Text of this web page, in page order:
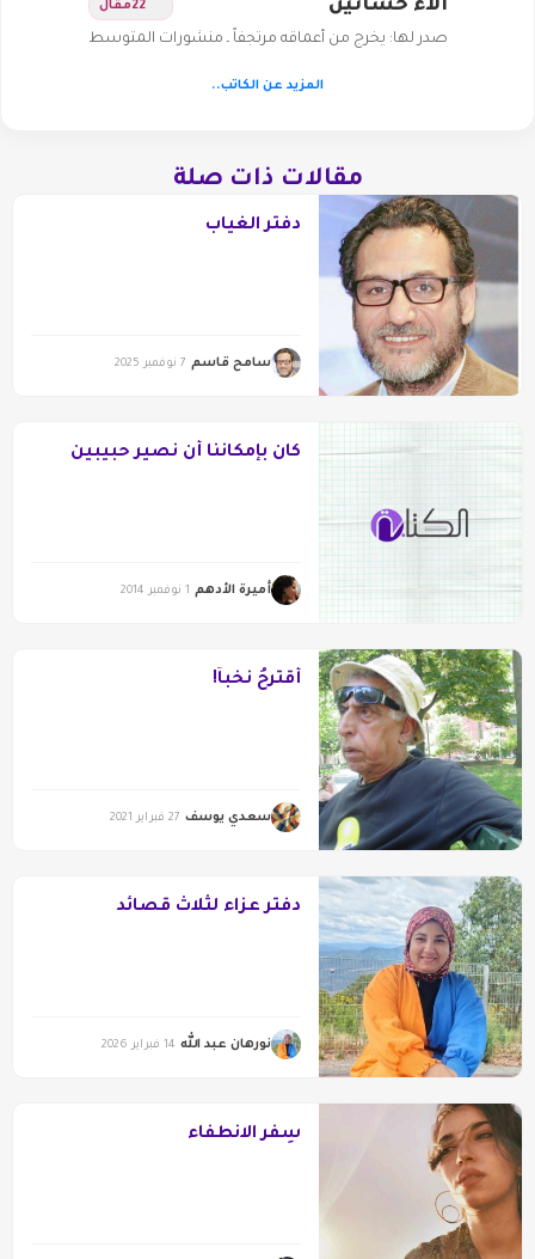
آلاء حسانين 22مقال
صدر لها: يخرج من أعماقه مرتجفاً ـ منشورات المتوسط
المزيد عن الكاتب..
مقالات ذات صلة
دفتر الغياب
سامح قاسم 7 نوفمبر 2025
كان بإمكاننا أن نصير حبيبين
أميرة الأدهم 1 نوفمبر 2014
أقترحُ نَخْباً!
سعدي يوسف 27 فبراير 2021
دفتر عزاء لثلاث قصائد
نورهان عبد الله 14 فبراير 2026
سِفر الانطفاء